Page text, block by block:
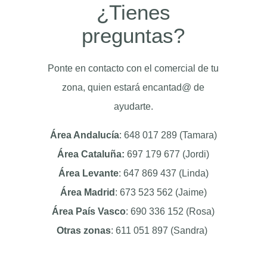
¿Tienes
preguntas?
Ponte en contacto con el comercial de tu
zona, quien estará encantad@ de
ayudarte.
Área Andalucía: 648 017 289 (Tamara)
Área Cataluña: 697 179 677 (Jordi)
Área Levante: 647 869 437 (Linda)
Área Madrid : 673 523 562 (Jaime)
Área País Vasco: 690 336 152 (Rosa)
Otras zonas: 611 051 897 (Sandra)